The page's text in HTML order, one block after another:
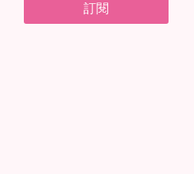
訂閱